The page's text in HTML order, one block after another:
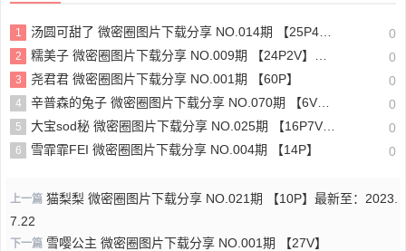
1 汤圆可甜了 微密圈图片下载分享 NO.014期 【25P4V】最新至：2025.1.19 0
2 糯美子 微密圈图片下载分享 NO.009期 【24P2V】最新至：2023.10.20 0
3 尧君君 微密圈图片下载分享 NO.001期 【60P】 0
4 辛普森的兔子 微密圈图片下载分享 NO.070期 【6V】最新至：2025.2.2 0
5 大宝sod秘 微密圈图片下载分享 NO.025期 【16P7V】最新至：2023.10.20 0
6 雪霏霏FEI 微密圈图片下载分享 NO.004期 【14P】 0
上一篇 猫梨梨 微密圈图片下载分享 NO.021期 【10P】最新至：2023.
7.22
下一篇 雪嘤公主 微密圈图片下载分享 NO.001期 【27V】